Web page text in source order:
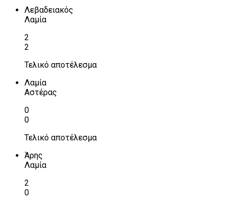
Λεβαδειακός
Λαμία
2
2
Τελικό αποτέλεσμα
Λαμία
Αστέρας
0
0
Τελικό αποτέλεσμα
Άρης
Λαμία
2
0